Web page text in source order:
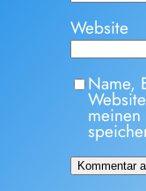
Website
Name,
meinen